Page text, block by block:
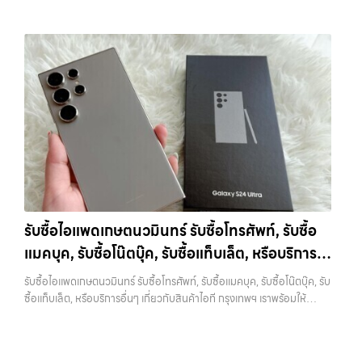
วังหินไม่ว่าคุณจะต้องการ รับซื้อโทรศัพท์, รับซื้อแมคบุค, รับซื้อโน๊ตบุ๊ค, รับ
ซื้อแท็บเล็ต, หรือบริการอื่นๆ เกี่ยวกับสินค้าไอที กรุงเทพฯ – เราพร้อมให้
บริการครบวงจร บริการของเรา เราให้บริการแบบครบวงจรสำหรับลูกค้าที่
ต้องการขายอุปกรณ์ไอที ไม่ว่าจะเป็น:…
ถือ.com” เราเข้าใจดีว่าอุปกรณ์แต่ละชิ้นไม่ใช่แค่เครื่องใช้ไฟฟ้า แต่เป็น
ทรัพย์สินที่มีมูลค่า คุณอาจต้องการเปลี่ยนรุ่น หรือต้องการเงินด่วน เราจึง
มอบบริการประเมินสภาพเครื่อง ฟรี ปราบปรามความยุ่งยากทั้งหลาย โดย
เน้น โปร่งใส มั่นใจได้ และจ่ายเงินทันทีเมื่อตกลงซื้อขายสำเร็จ บริการของเรา
ครอบคลุมทั้ง iPhone สายใหม่-เก่า, Samsung ทุกรุ่น, iPad และแท็บเล็ต
ทุกแบรนด์ เรารับถึงแม้จะอยู่ในสภาพใช้งานแล้ว ตกแต่งแล้ว หรือมีรอยบ้าง
เพราะมูลค่าของเครื่องไม่ได้ขึ้นอยู่แค่ยี่ห้อ แต่ขึ้นอยู่กับสภาพจริง ความครบ
ชุด และความสะดวกในการขายของคุณ เราจึงตั้งใจให้บริการในเขต
ลาดพร้าว, รัชดา, บางรัก, แจ้งวัฒนะ, บางแค, วัชรพล, รามอินทรา, บางนา,
บางพลี, เกษตรนวมินทร์, เสนานิคม, วังหิน อย่างเต็มที่ ไม่ว่าคุณจะค้นหาคำ
ว่า “รับซื้อมือถือใกล้ฉัน”, “รับซื้อโทรศัพท์มือสองกรุงเทพ”, “ขาย iPad ได้
ราคา”, “รับซื้อแท็บเล็ต กรุงเทพถึงที่”, หรือ “รับซื้อ Samsung มือสอง
ราคาสูง” — ที่นี่คือคำตอบ เพราะบริการของเรามุ่งตรงให้คุณได้รับราคาและ
ความสะดวกสบายที่เหนือกว่า เลือกเราแล้วคุณจะได้บริการที่คุณไว้วางใจ
พร้อมทีมงานที่พร้อมอำนวยความสะดวก นัดรับถึงที่ ตรวจสภาพอย่างมือ
อาชีพ และจ่ายเงินทันที ทั้งหมดนี้เพื่อให้การขายอุปกรณ์ของคุณเป็นเรื่อง
ง่ายขึ้น ดีกว่า รวดเร็วกว่า และคุ้มค่ากว่า ทำไมต้องเลือกเรา ผู้เชี่ยวชาญด้าน
ดา บางรัก แจ้งวัฒนะ บางแค วัชรพล รามอินทรา รับซื้อมือถือเสนานิคม —
เรามีบริการ รับซื้อแมคบุค,รับซื้อโน๊ตบุ๊ค,รับซื้อไอโฟน, รับซื้อไอแพด, รับซื้อ
มือถือ หรือ รับซื้อแท็บเล็ต บริการครอบคลุมทั่วกรุงเทพ และพื้นที่ใกล้เคียง
รับซื้อมือถือเสนานิคม เรามีบริการ รับซื้อแมคบุค,รับซื้อโน๊ตบุ๊ค,รับซื้อไอโฟน,
รับซื้อไอแพด, รับซื้อมือถือ หรือ รับซื้อแท็บเล็ต บริการครอบคลุมทั่ว
กรุงเทพ… รับซื้อมือถือเสนานิคม ขายอุปกรณ์ไอทีแล้วอยากได้เงินด่วน?
ติดต่อเราเลย! การันตีราคาดี รับเงินทันใจ ประสบการณ์เหนือระดับกับ
การ รับซื้อไอโฟน, รับซื้อไอแพด, รับซื้อมือถือ ยินดีต้อนรับสู่ “รับซื้อขายมือ
ถือ.com” เว็บไซต์ที่คุณไว้วางใจได้ สำหรับบริการ รับซื้อ มือถือ iPhone,
Samsung, iPad, แท็บเล็ต ทุกยี่ห้อ ให้ราคาสูง พร้อมจ่ายเงินทันที
ครอบคลุมพื้นที่ ลาดพร้าว, รัชดา, บางรัก, แจ้งวัฒนะ, บางแค, วัชรพล,
รามอินทรา และเขตกรุงเทพฯ ใกล้ “ใกล้ ฉัน” ที่สุด ในยุคที่สมาร์ทโฟน
แท็บเล็ต และอุปกรณ์ไอทีใหม่ๆ เปลี่ยนรุ่นกันแทบทุกช่วงเวลา อุปกรณ์ที่คุณ
ใช้แล้วอาจกลายเป็นของที่ไม่ได้ใช้งานอยู่เฉยๆ เว็บไซต์ของเราจึงเกิดขึ้นเพื่อ
ทันที ด้วยบริการ รับซื้อไอโฟน, รับซื้อไอแพด, รับซื้อมือถือ, รับซื้อโทรศัพท์,
รับซื้อโน๊ตบุ๊ค, รับซื้อแท็บเล็ต, รับซื้อสินค้าไอทีกรุงเทพมหานคร อย่างครบ
รับซื้อไอแพดเกษตนวมินทร์ รับซื้อโทรศัพท์, รับซื้อ
แมคบุค, รับซื้อโน๊ตบุ๊ค, รับซื้อแท็บเล็ต, หรือบริการ
อื่นๆ เกี่ยวกับสินค้าไอที กรุงเทพฯ เราพร้อมให้
บริการครบวงจร
รับซื้อไอแพดเกษตนวมินทร์ รับซื้อโทรศัพท์, รับซื้อแมคบุค, รับซื้อโน๊ตบุ๊ค, รับ
ซื้อแท็บเล็ต, หรือบริการอื่นๆ เกี่ยวกับสินค้าไอที กรุงเทพฯ เราพร้อมให้